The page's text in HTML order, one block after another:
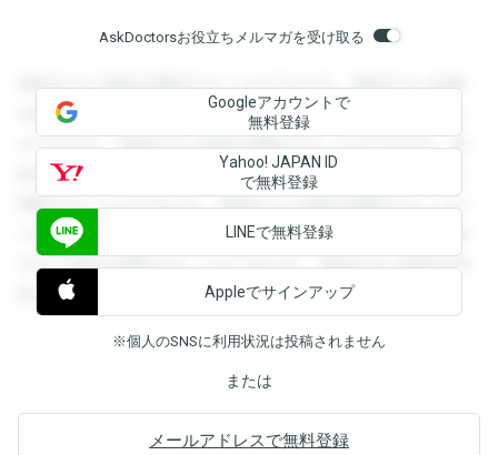
AskDoctorsお役立ちメルマガを受け取る
登録すると回答を閲覧することができます。登録すると回答
を閲覧することができます。登録すると回答を閲覧すること
ができます。登録すると回答を閲覧することができます。登
録すると回答を閲覧することができます。登録すると回答を
閲覧することができます。登録すると回答を閲覧することが
できます。登録すると回答を閲覧することができます。登録
すると回答を閲覧することができます。登録すると回答を閲
覧することができます。
Googleアカウントで
無料登録
Yahoo! JAPAN ID
で無料登録
LINEで無料登録
Appleでサインアップ
※個人のSNSに利用状況は投稿されません
または
メールアドレスで無料登録